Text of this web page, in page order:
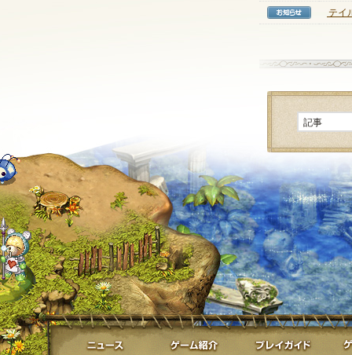
【お
テイ
ニュース ゲーム紹介